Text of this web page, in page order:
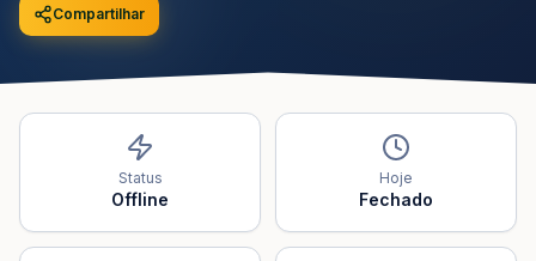
Compartilhar
Status
Offline
Hoje
Fechado